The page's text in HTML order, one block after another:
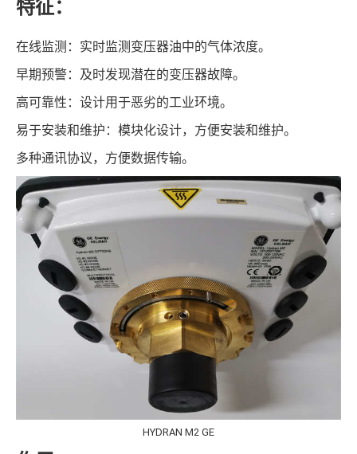
特征：
在线监测：实时监测变压器油中的气体浓度。
早期预警：及时发现潜在的变压器故障。
高可靠性：设计用于恶劣的工业环境。
易于安装和维护：模块化设计，方便安装和维护。
多种通讯协议，方便数据传输。
HYDRAN M2 GE